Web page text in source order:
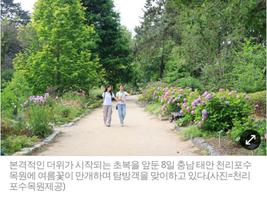
본격적인 더위가 시작되는 초복을 앞둔 8일 충남 태안 천리포수
목원에 여름꽃이 만개하며 탐방객을 맞이하고 있다.(사진=천리
포수목원제공)